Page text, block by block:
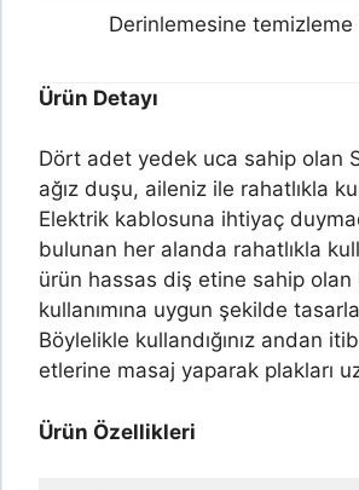
Derinlemesine temizleme
Ürün Detayı
Dört adet yedek uca sahip olan
ağız duşu, aileniz ile rahatlıkla
Elektrik kablosuna ihtiyaç
bulunan her alanda rahatlıkla
ürün hassas diş etine sahip olan
kullanımına uygun şekilde
Böylelikle kullandığınız andan
etlerine masaj yaparak plakları
Ürün Özellikleri